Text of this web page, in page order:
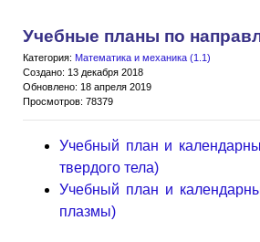
Учебные планы по
Категория: Математика и механика (1.1)
Создано: 13 декабря 2018
Обновлено: 18 апреля 2019
Просмотров: 78379
Учебный план и
твердого тела)
Учебный план и
плазмы)